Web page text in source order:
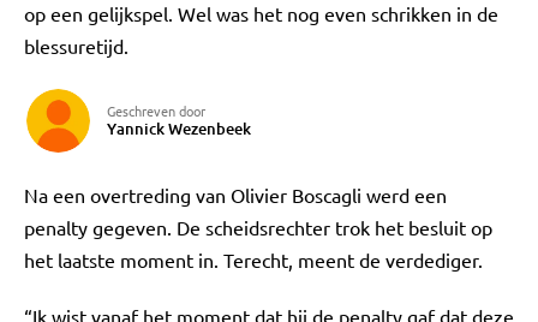
op een gelijkspel. Wel was het nog even schrikken in de
blessuretijd.
Geschreven door
Yannick Wezenbeek
Na een overtreding van Olivier Boscagli werd een
penalty gegeven. De scheidsrechter trok het besluit op
het laatste moment in. Terecht, meent de verdediger.
“Ik wist vanaf het moment dat hij de penalty gaf dat deze